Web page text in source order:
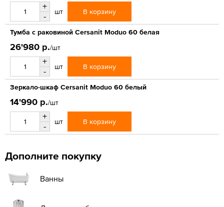
+
-
шт В корзину
Тумба с раковиной Cersanit Moduo 60 белая
26'980 р./шт
+
-
шт В корзину
Зеркало-шкаф Cersanit Moduo 60 белый
14'990 р./шт
+
-
шт В корзину
Дополните покупку
Ванны